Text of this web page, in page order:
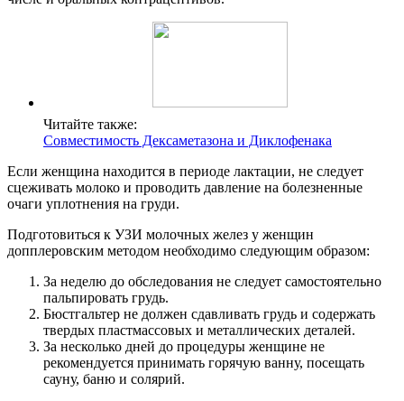
Читайте также:
Совместимость Дексаметазона и Диклофенака
Если женщина находится в периоде лактации, не следует
сцеживать молоко и проводить давление на болезненные
очаги уплотнения на груди.
Подготовиться к УЗИ молочных желез у женщин
допплеровским методом необходимо следующим образом:
За неделю до обследования не следует самостоятельно
пальпировать грудь.
Бюстгальтер не должен сдавливать грудь и содержать
твердых пластмассовых и металлических деталей.
За несколько дней до процедуры женщине не
рекомендуется принимать горячую ванну, посещать
сауну, баню и солярий.